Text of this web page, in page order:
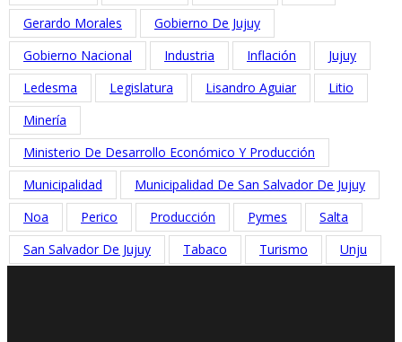
Gerardo Morales
Gobierno De Jujuy
Gobierno Nacional
Industria Inflación
Jujuy
Ledesma
Legislatura Lisandro Aguiar
Litio
Minería
Ministerio De Desarrollo Económico Y Producción
Municipalidad
Municipalidad De San Salvador De Jujuy
Noa
Perico Producción Pymes
Salta
San Salvador De Jujuy
Tabaco Turismo Unju